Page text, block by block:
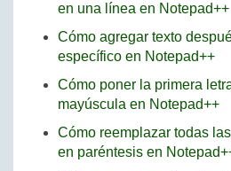
en una línea en Notepad++
Cómo agregar texto
específico en Notepad++
Cómo poner la primera
mayúscula en Notepad++
Cómo reemplazar todas
en paréntesis en